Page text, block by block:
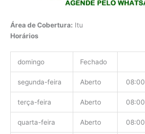
Área de Cobertura: Itu
Horários
domingo Fechado
segunda-feira Aberto 08:00
terça-feira Aberto 08:00
quarta-feira Aberto 08:00